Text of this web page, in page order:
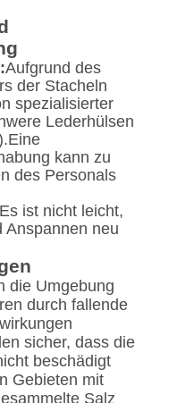
Aufgrund des
der Stacheln
spezialisierter
Lederhülsen
kann zu
des Personals
Es ist nicht leicht,
Anspannen neu
die Umgebung
durch fallende
sicher, dass die
beschädigt
Gebieten mit
Salz